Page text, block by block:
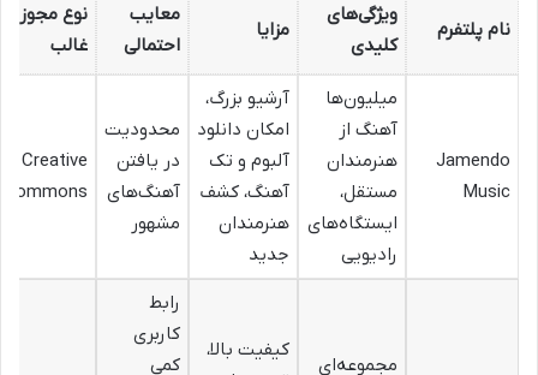
نام پلتفرم
ویژگی‌های
کلیدی
مزایا
معایب
احتمالی
نوع مجوز
غالب
Jamendo
Music
میلیون‌ها
آهنگ از
هنرمندان
مستقل،
ایستگاه‌های
رادیویی
آرشیو بزرگ،
امکان دانلود
آلبوم و تک
آهنگ، کشف
هنرمندان
جدید
محدودیت
در یافتن
آهنگ‌های
مشهور
Creative
Commons
مجموعه‌ای
کیفیت بالا،
رابط
کاربری
کمی